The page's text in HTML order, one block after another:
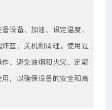
设备、加油、设定温度、
篮、关机和清理。使用过
、避免油烟和火灾、定期
，以确保设备的安全和高